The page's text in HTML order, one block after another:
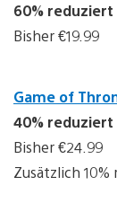
60% reduziert
Bisher €19.99
Game of
40% reduziert
Bisher €24.99
Zusätzlich